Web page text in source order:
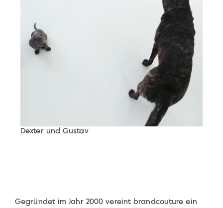
Dexter und Gustav
Gegründet im Jahr 2000 vereint brandcouture ein